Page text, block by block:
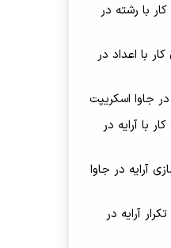
با رشته در
با اعداد در
با آرایه در
آرایه در جاوا
آرایه در